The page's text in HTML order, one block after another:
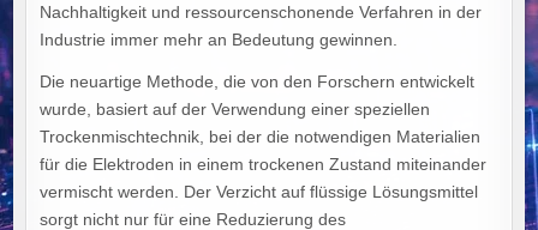
Nachhaltigkeit und ressourcenschonende Verfahren in der
Industrie immer mehr an Bedeutung gewinnen.
Die neuartige Methode, die von den Forschern entwickelt
wurde, basiert auf der Verwendung einer speziellen
Trockenmischtechnik, bei der die notwendigen Materialien
für die Elektroden in einem trockenen Zustand miteinander
vermischt werden. Der Verzicht auf flüssige Lösungsmittel
sorgt nicht nur für eine Reduzierung des